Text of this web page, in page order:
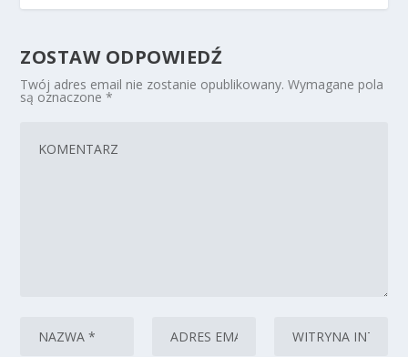
ZOSTAW ODPOWIEDŹ
Twój adres email nie zostanie opublikowany. Wymagane pola
są oznaczone*